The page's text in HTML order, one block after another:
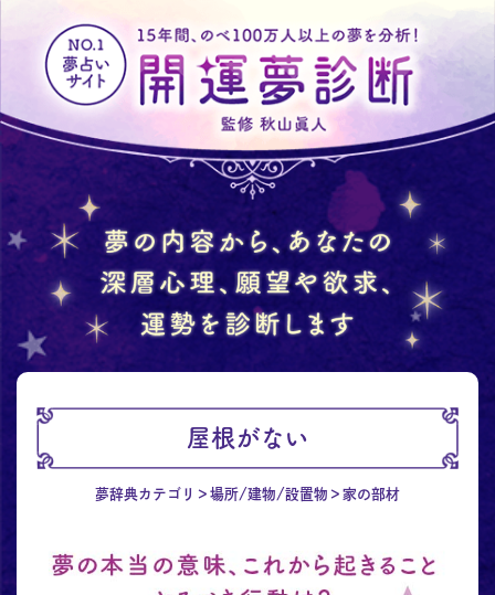
屋根がない
夢辞典カテゴリ 場所/建物/設置物 家の部材